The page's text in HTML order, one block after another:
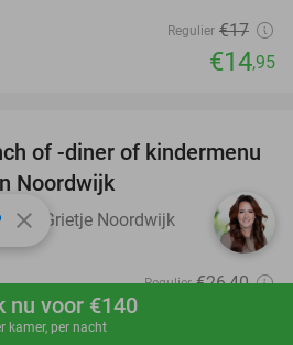
Boek nu
nu voor €140
kamer, per nacht
Regulier €17
€14,95
36%
of -diner of kindermenu
Noordwijk
& Grietje Noordwijk 9.7star
Regulier €26,40
close